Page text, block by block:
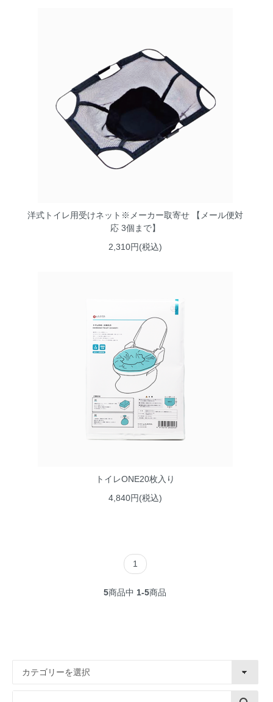
洋式トイレ用受けネット※メーカー取寄せ 【メール便対
応 3個まで】
2,310円(税込)
トイレONE20枚入り
4,840円(税込)
1
5商品中 1-5商品